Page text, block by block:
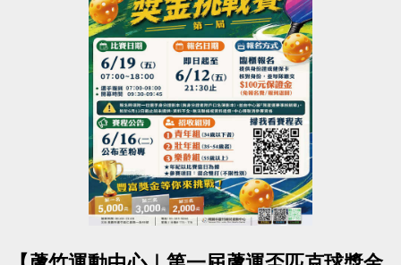
▶ 若因人數不足無法開班，將於開課前通知，並請持
原信用卡、繳費憑證及發票至本中心辦理退費。
-洽詢專線：03-2639066 #112
-官網 :
https://www.lzsports.com.tw/zh_TW/news/pageID/1/
-FB : 桃園市蘆竹國民運動中心
-IG : @luzhusports